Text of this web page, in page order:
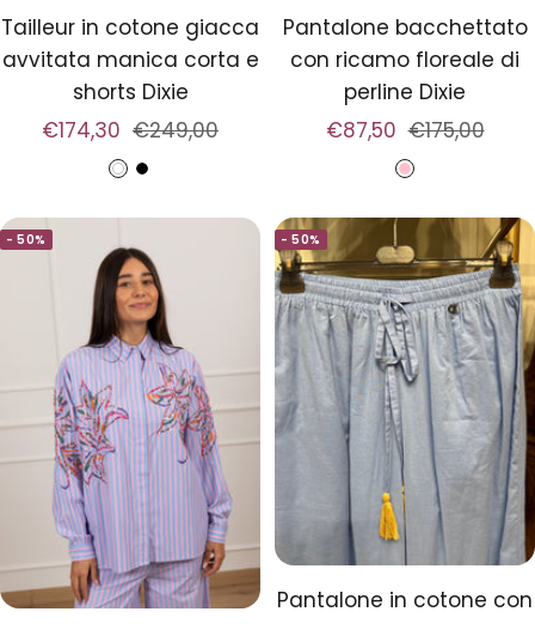
Tailleur in cotone giacca
avvitata manica corta e
shorts Dixie
Prezzo
€174,30 Prezzo
regolare
€249,00
B
i
a
n
c
o
N
e
r
o
Pantalone bacchettato
con ricamo floreale di
perline Dixie
Prezzo
€87,50 Prezzo
regolare
€175,00
R
o
s
a
- 50% - 50%
Pantalone in cotone con